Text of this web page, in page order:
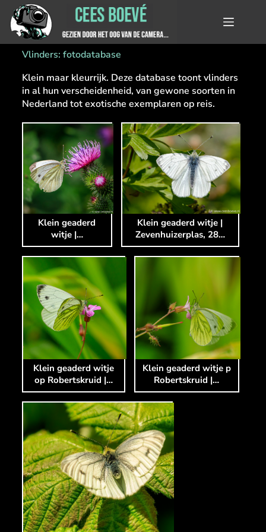
Vlinders: fotodatabase
Klein maar kleurrijk. Deze database toont vlinders
in al hun verscheidenheid, van gewone soorten in
Nederland tot exotische exemplaren op reis.
Klein geaderd
witje |…
Klein geaderd witje |
Zevenhuizerplas, 28…
Klein geaderd witje
op Robertskruid |…
Klein geaderd witje p
Robertskruid |…